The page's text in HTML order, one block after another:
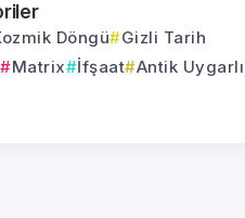
Döngü
Gizli Tarih
Matrix İfşaat Antik